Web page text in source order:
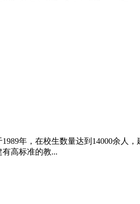
年，在校生数量达到14000余人
高标准的教...